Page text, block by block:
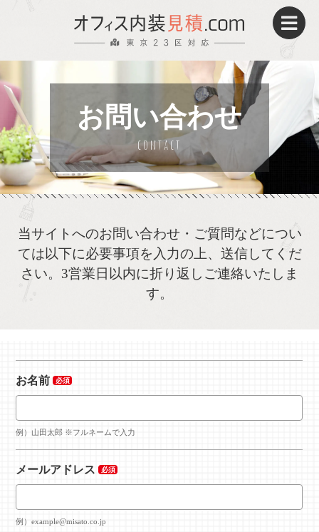
お問い合わせ
当サイトへのお問い合わせ・ご質問などについ
ては以下に必要事項を入力の上、送信してくだ
さい。 3営業日以内に折り返しご連絡いたしま
す。
お名前
例）山田太郎 ※フルネームで入力
メールアドレス
例）example@misato.co.jp
床貼替え・OAフロア
施工事例 UP!
当サイトで見積りするメリット